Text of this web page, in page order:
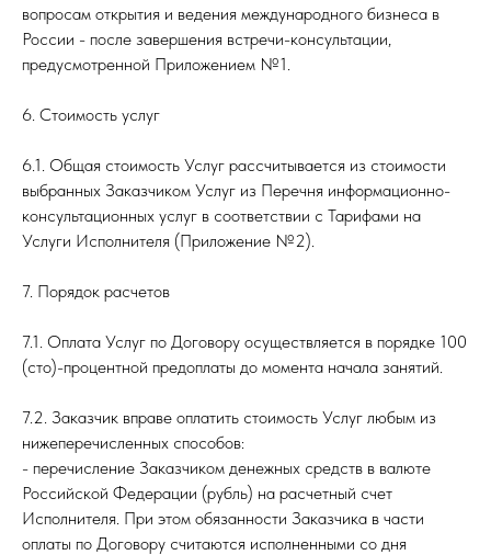
вопросам открытия и ведения международного бизнеса в
России - после завершения встречи-консультации,
предусмотренной Приложением №1.
6. Стоимость услуг
6.1. Общая стоимость Услуг рассчитывается из стоимости
выбранных Заказчиком Услуг из Перечня информационно-
консультационных услуг в соответствии с Тарифами на
Услуги Исполнителя (Приложение №2).
7. Порядок расчетов
7.1. Оплата Услуг по Договору осуществляется в порядке 100
(сто)-процентной предоплаты до момента начала занятий.
7.2. Заказчик вправе оплатить стоимость Услуг любым из
нижеперечисленных способов:
- перечисление Заказчиком денежных средств в валюте
Российской Федерации (рубль) на расчетный счет
Исполнителя. При этом обязанности Заказчика в части
оплаты по Договору считаются исполненными со дня